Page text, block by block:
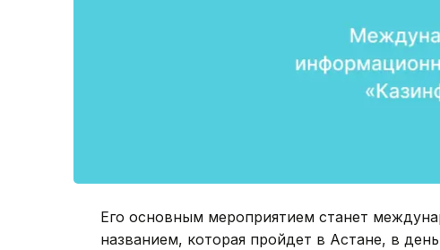
Его основным мероприятием станет
названием, которая пройдет в Астане, в